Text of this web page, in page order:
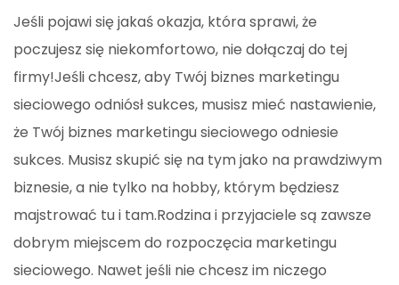
Jeśli pojawi się jakaś okazja, która sprawi, że
poczujesz się niekomfortowo, nie dołączaj do tej
firmy!Jeśli chcesz, aby Twój biznes marketingu
sieciowego odniósł sukces, musisz mieć nastawienie,
że Twój biznes marketingu sieciowego odniesie
sukces. Musisz skupić się na tym jako na prawdziwym
biznesie, a nie tylko na hobby, którym będziesz
majstrować tu i tam.Rodzina i przyjaciele są zawsze
dobrym miejscem do rozpoczęcia marketingu
sieciowego. Nawet jeśli nie chcesz im niczego